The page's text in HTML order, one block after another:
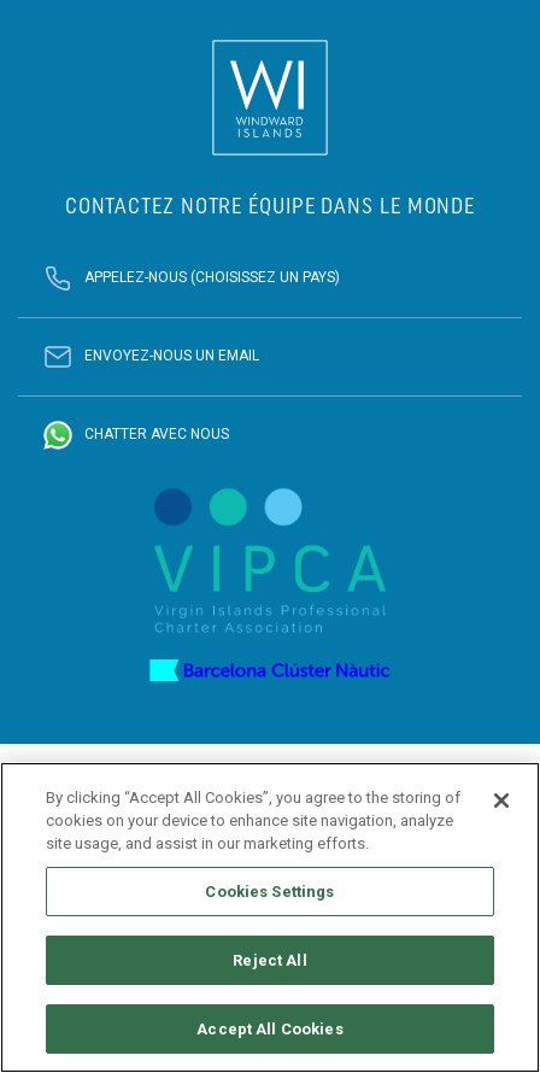
CONTACTEZ NOTRE ÉQUIPE DANS LE MONDE
APPELEZ-NOUS (CHOISISSEZ UN PAYS)
ENVOYEZ-NOUS UN EMAIL
CHATTER AVEC NOUS
CHANTIERS NAVALS
ABONNEZ-VOUS À NOTRE NEWSLETTER
By clicking “Accept All Cookies”, you agree to the storing of
cookies on your device to enhance site navigation, analyze
site usage, and assist in our marketing efforts.
Cookies Settings
Reject All
Accept All Cookies